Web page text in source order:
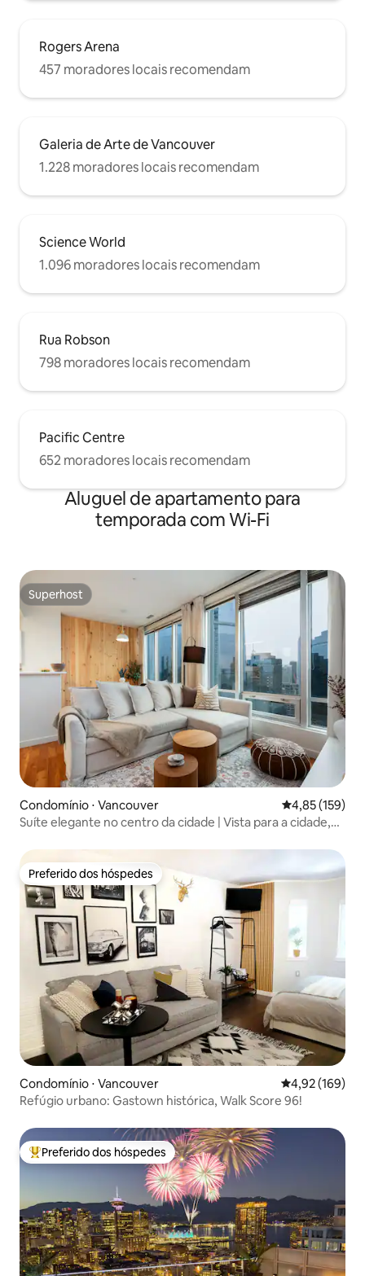
Rogers Arena
457 moradores locais recomendam
Galeria de Arte de Vancouver
1.228 moradores locais recomendam
Science World
1.096 moradores locais recomendam
Rua Robson
798 moradores locais recomendam
Pacific Centre
652 moradores locais recomendam
Aluguel de apartamento para
temporada com Wi-Fi
Superhost
Superhost
Condomínio ⋅ Vancouver 4,85 de uma
4,85 (159)
Suíte elegante no centro da cidade | Vista para a cidade,
Preferido dos hóspedes
Preferido dos hóspedes
Condomínio ⋅ Vancouver 4,92 de uma
4,92 (169)
Refúgio urbano: Gastown histórica, Walk Score 96!
Entre os melhores preferidos dos hóspedes
Preferido dos hóspedes